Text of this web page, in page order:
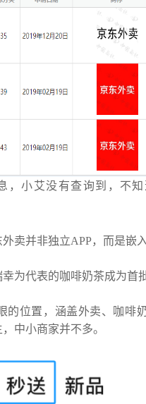
，小艾没有查询到，不
卖并非独立APP，而是嵌
为代表的咖啡奶茶成为首
的位置，涵盖外卖、咖
中小商家并不多。